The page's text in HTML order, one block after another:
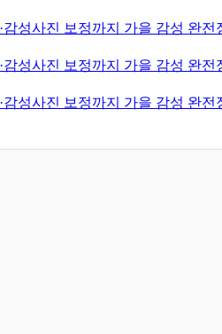
성사진 보정까지 가을 감성 완전
성사진 보정까지 가을 감성 완전
성사진 보정까지 가을 감성 완전